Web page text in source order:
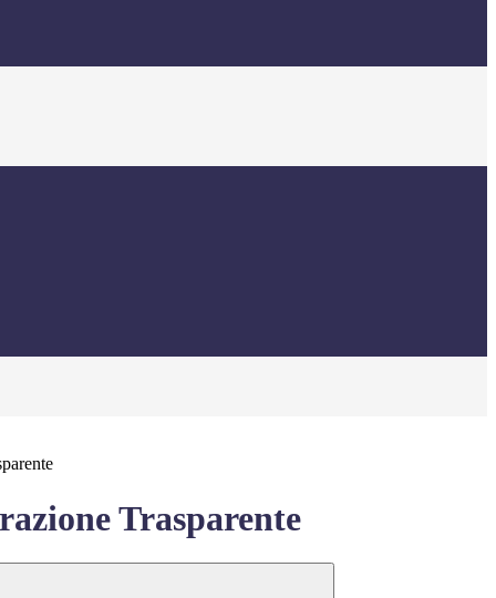
Trasparente